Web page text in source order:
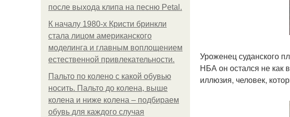
после выхода клипа на песню Petal.
К началу 1980-х Кристи бринкли
стала лицом американского
моделинга и главным воплощением
естественной привлекательности.
Пальто по колено с какой обувью
носить. Пальто до колена, выше
колена и ниже колена – подбираем
обувь для каждого случая
Уроженец суданского
НБА он остался не как
иллюзия, человек,